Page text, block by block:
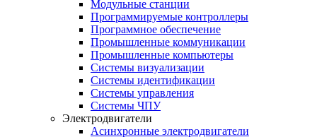
Модульные станции
Программируемые контроллеры
Программное обеспечение
Промышленные коммуникации
Промышленные компьютеры
Системы визуализации
Системы идентификации
Системы управления
Системы ЧПУ
Электродвигатели
Асинхронные электродвигатели